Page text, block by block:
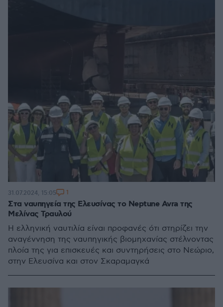
Στα ναυπηγεία της Ελευσίνας το Neptune Avra της
Μελίνας Τραυλού
Η ελληνική ναυτιλία είναι προφανές ότι στηρίζει την
αναγέννηση της ναυπηγικής βιομηχανίας στέλνοντας
πλοία της για επισκευές και συντηρήσεις στο Νεώριο,
στην Ελευσίνα και στον Σκαραμαγκά
31.07.2024, 15:05 1